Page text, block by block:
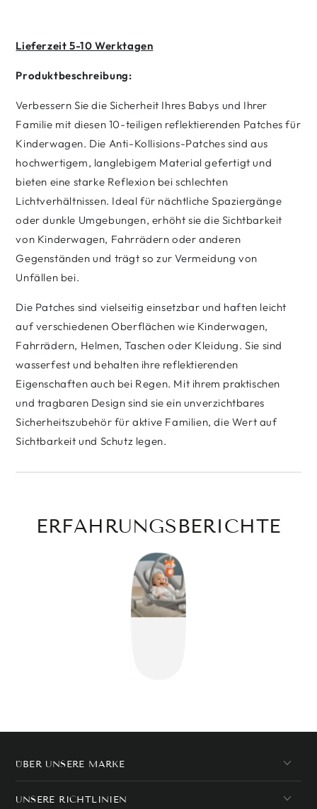
Lieferzeit 5-10 Werktagen
Produktbeschreibung:
Verbessern Sie die Sicherheit Ihres Babys und Ihrer
Familie mit diesen 10-teiligen reflektierenden Patches für
Kinderwagen. Die Anti-Kollisions-Patches sind aus
hochwertigem, langlebigem Material gefertigt und
bieten eine starke Reflexion bei schlechten
Lichtverhältnissen. Ideal für nächtliche Spaziergänge
oder dunkle Umgebungen, erhöht sie die Sichtbarkeit
von Kinderwagen, Fahrrädern oder anderen
Gegenständen und trägt so zur Vermeidung von
Unfällen bei.
Die Patches sind vielseitig einsetzbar und haften leicht
auf verschiedenen Oberflächen wie Kinderwagen,
Fahrrädern, Helmen, Taschen oder Kleidung. Sie sind
wasserfest und behalten ihre reflektierenden
Eigenschaften auch bei Regen. Mit ihrem praktischen
und tragbaren Design sind sie ein unverzichtbares
Sicherheitszubehör für aktive Familien, die Wert auf
Sichtbarkeit und Schutz legen.
ERFAHRUNGSBERICHTE
ÜBER UNSERE MARKE
UNSERE RICHTLINIEN